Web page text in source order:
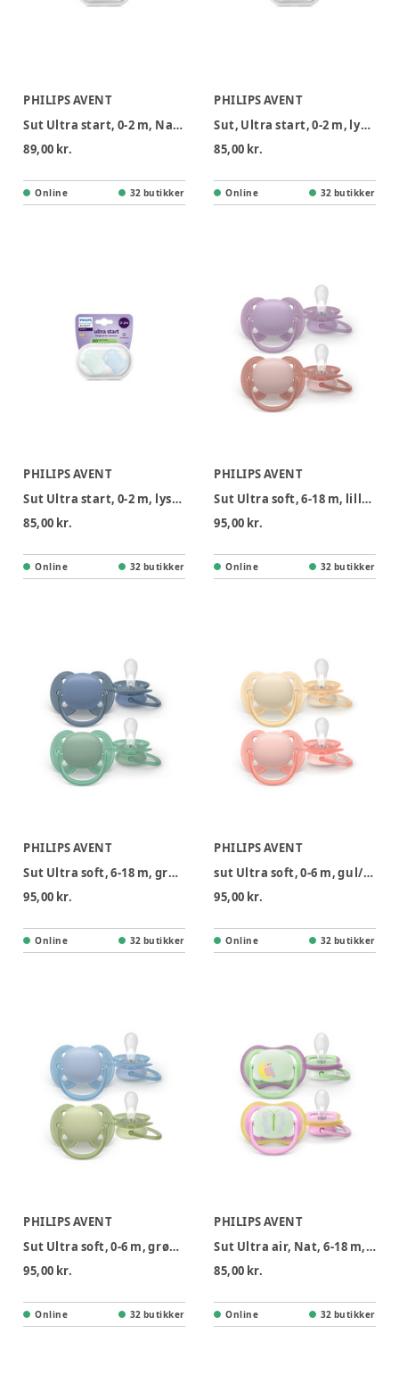
PHILIPS AVENT
Sut Ultra start, 0-2 m, Nat, lyserød/lysegul
89,00 kr.
Online 32 butikker
PHILIPS AVENT
Sut, Ultra start, 0-2 m, lyserød/lysegul
85,00 kr.
Online 32 butikker
PHILIPS AVENT
Sut Ultra start, 0-2 m, lysegrøn/lyseblå
85,00 kr.
Online 32 butikker
PHILIPS AVENT
Sut Ultra soft, 6-18 m, lilla og lyserød
95,00 kr.
Online 32 butikker
PHILIPS AVENT
Sut Ultra soft, 6-18 m, grå/grøn
95,00 kr.
Online 32 butikker
PHILIPS AVENT
sut Ultra soft, 0-6 m, gul/orange
95,00 kr.
Online 32 butikker
PHILIPS AVENT
Sut Ultra soft, 0-6 m, grøn/blå
95,00 kr.
Online 32 butikker
PHILIPS AVENT
Sut Ultra air, Nat, 6-18 m, lyserød/lysegrøn
85,00 kr.
Online 32 butikker